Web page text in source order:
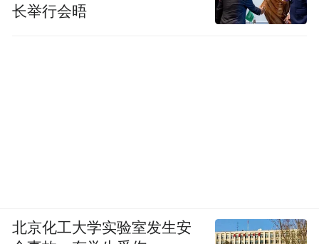
长举行会晤
北京化工大学实验室发生安